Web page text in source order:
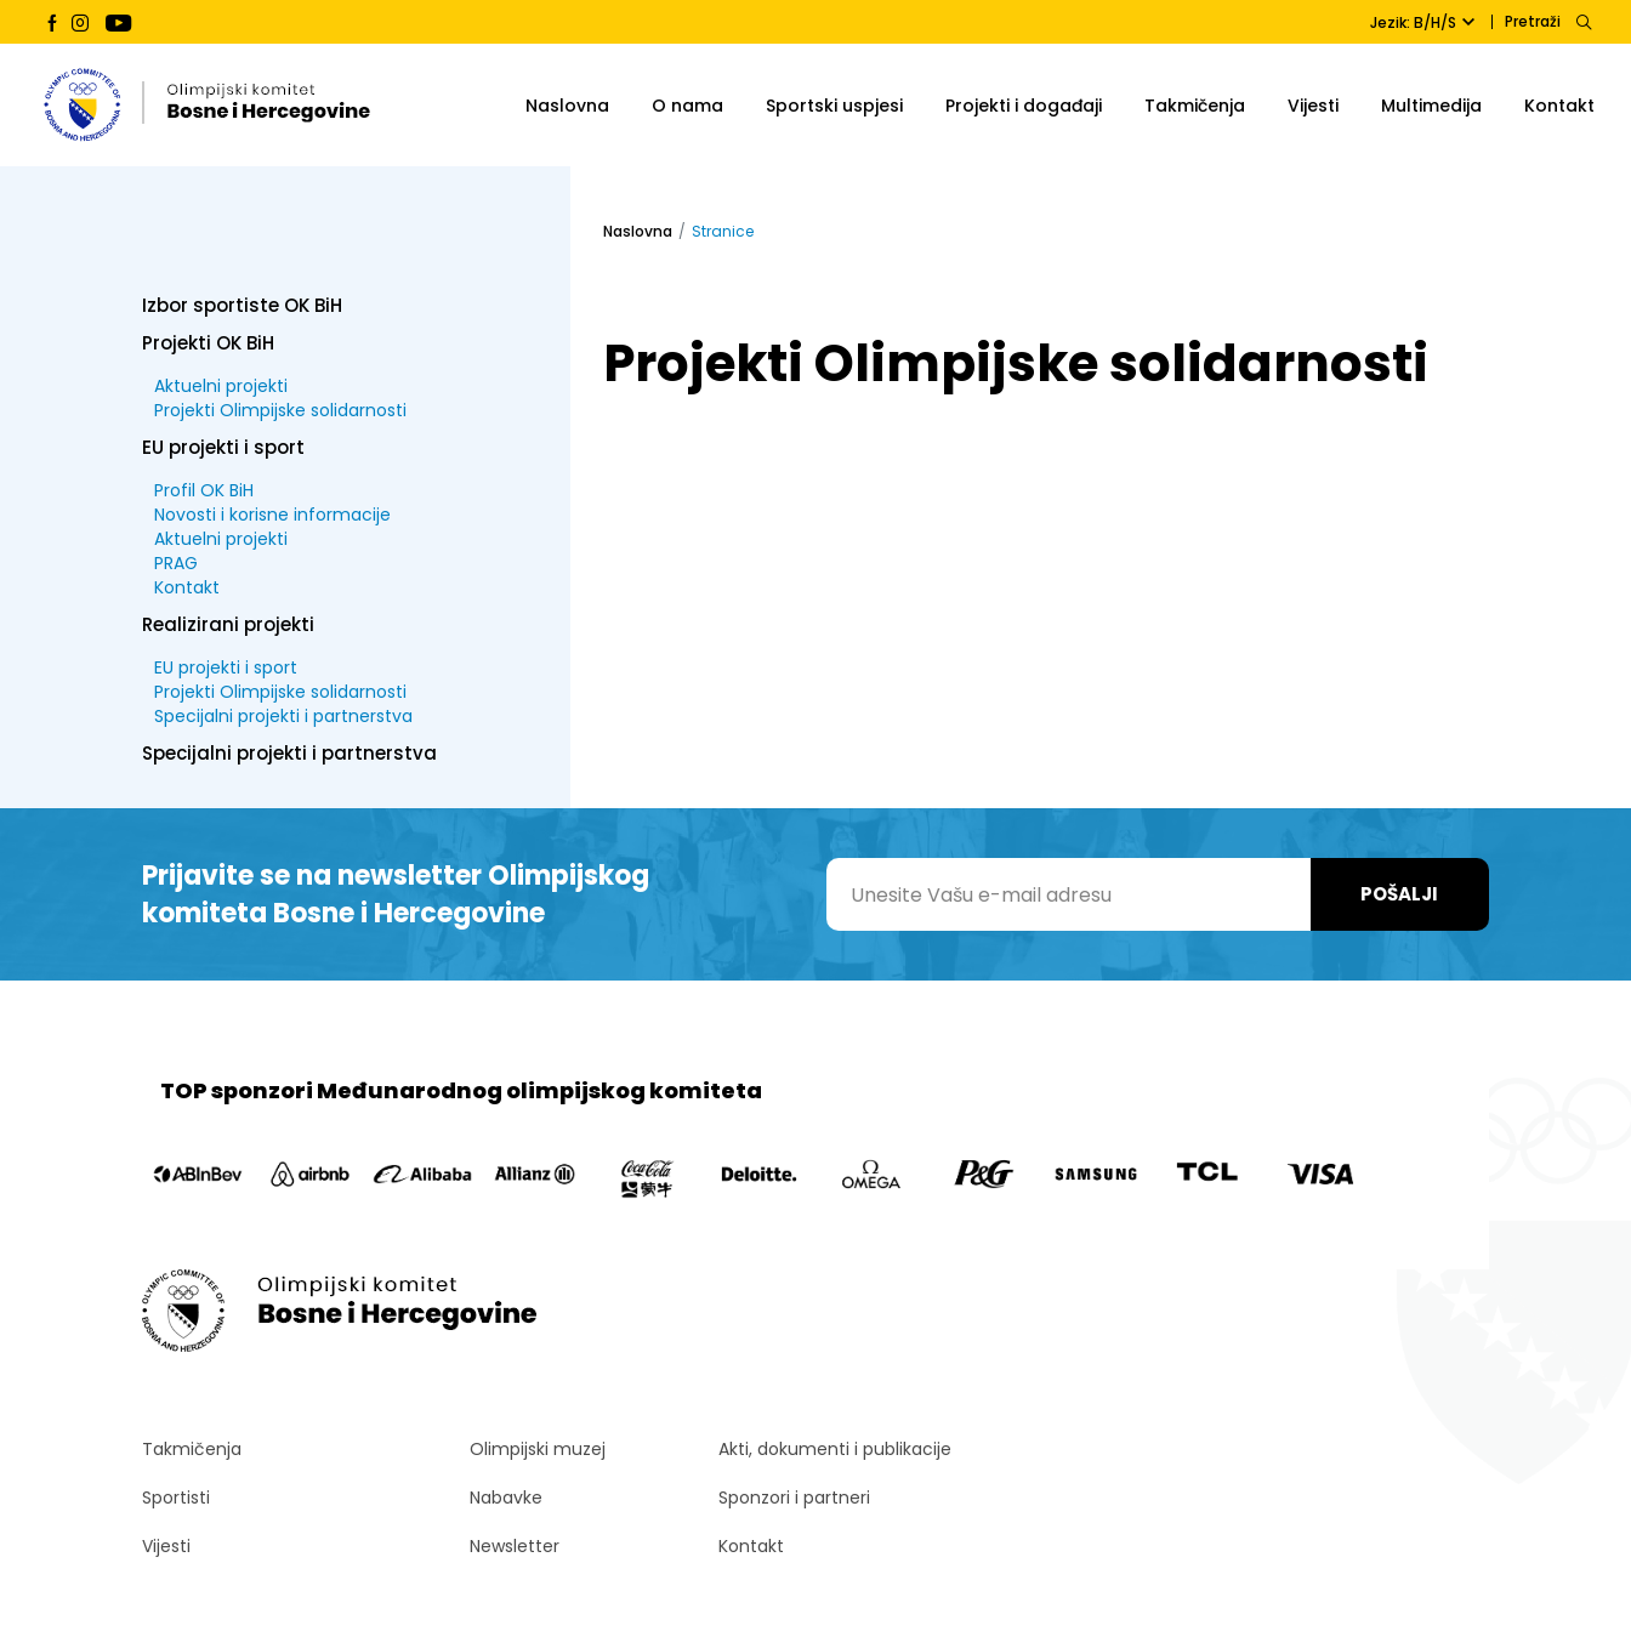
Jezik: B/H/S Pretraži
Naslovna O nama Sportski uspjesi Projekti i događaji Takmičenja Vijesti Multimedija Kontakt
Izbor sportiste OK BiH
Projekti OK BiH
Aktuelni projekti
Projekti Olimpijske solidarnosti
EU projekti i sport
Profil OK BiH
Novosti i korisne informacije
Aktuelni projekti
PRAG
Kontakt
Realizirani projekti
EU projekti i sport
Projekti Olimpijske solidarnosti
Specijalni projekti i partnerstva
Specijalni projekti i partnerstva
Naslovna Stranice
Projekti Olimpijske solidarnosti
Prijavite se na newsletter Olimpijskog
komiteta Bosne i Hercegovine
POŠALJI
TOP sponzori Međunarodnog olimpijskog komiteta
Takmičenja
Sportisti
Vijesti
Olimpijski muzej
Nabavke
Newsletter
Akti, dokumenti i publikacije
Sponzori i partneri
Kontakt